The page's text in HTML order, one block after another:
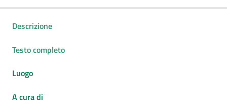
Descrizione
Testo completo
Luogo
A cura di